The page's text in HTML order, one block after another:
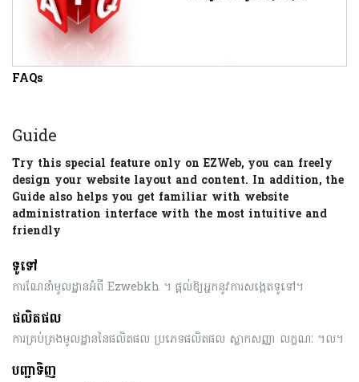
FAQs
Guide
Try this special feature only on EZWeb, you can freely
design your website layout and content. In addition, the
Guide also helps you get familiar with website
administration interface with the most intuitive and
friendly
ទូទៅ
ការណែនាំមូលដ្ឋានអំពី Ezwebkh ។ ផ្តល់ឱ្យអ្នកនូវការសង្កេតទូទៅ។
ផលិតផល
ការគ្រប់គ្រងមូលដ្ឋាននៃផលិតផល ប្រភេទផលិតផល ស្លាកសញ្ញា លក្ខណៈ ។ល។
បញ្ជាទិញ